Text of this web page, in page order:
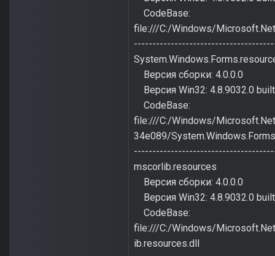
CodeBase:
file:///C:/Windows/
Версия сборки: 4.0.0.0
Версия Win32: 4.8.9032.0
CodeBase:
file:///C:/Windows/
34e089/
mscorlib.resources
Версия сборки: 4.0.0.0
Версия Win32: 4.8.9032.0
CodeBase:
file:///C:/Windows/
ib.resources.dll